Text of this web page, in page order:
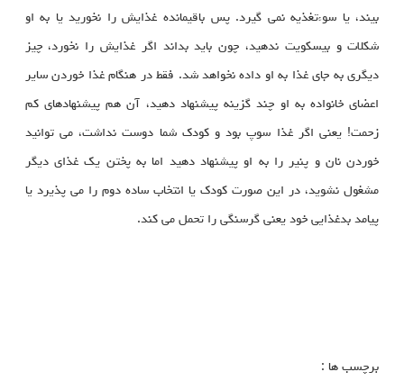
بیند، یا سوءتغذیه نمی گیرد. پس باقیمانده غذایش را نخورید یا به او
شکلات و بیسکویت ندهید، چون باید بداند اگر غذایش را نخورد، چیز
دیگری به جای غذا به او داده نخواهد شد. فقط در هنگام غذا خوردن سایر
اعضای خانواده به او چند گزینه پیشنهاد دهید، آن هم پیشنهادهای کم
زحمت! یعنی اگر غذا سوپ بود و کودک شما دوست نداشت، می توانید
خوردن نان و پنیر را به او پیشنهاد دهید اما به پختن یک غذای دیگر
مشغول نشوید، در این صورت کودک یا انتخاب ساده دوم را می پذیرد یا
پیامد بدغذایی خود یعنی گرسنگی را تحمل می کند.
برچسب ها :